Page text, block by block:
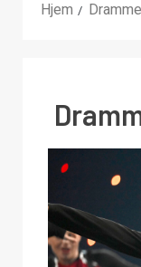
Hjem